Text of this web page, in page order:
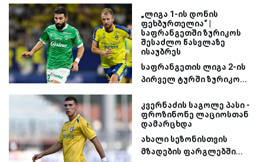
„ლიგა 1-ის დონის
ფეხბურთელია“ |
საფრანგეთში ზურიკოს
შესაძლო წასვლაზე
ისაუბრეს
საფრანგეთის ლიგა 2-ის
პირველ ტურში ზურიკო...
კვერნაძის საგოლე პასი -
ფროზინონე ლაციოსთან
დამარცხდა
ახალი სეზონისთვის
მზადების ფარგლებში...